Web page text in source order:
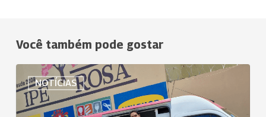
Você também pode gostar
NOTÍCIAS
Projeto
Mãos
Solidárias